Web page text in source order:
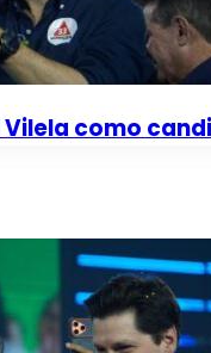
Vilela como